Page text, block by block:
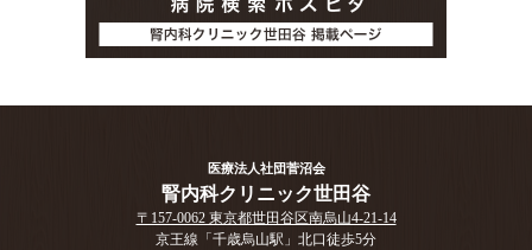
医療法人社団菅沼会
腎内科クリニック世田谷
〒157-0062 東京都世田谷区南烏山4-21-14
京王線「千歳烏山駅」北口徒歩5分